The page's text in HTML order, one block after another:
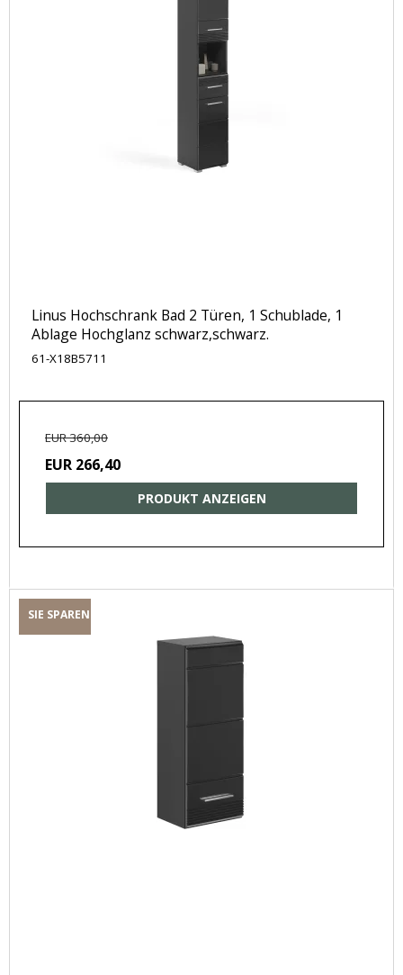
Linus Hochschrank Bad 2 Türen, 1 Schublade, 1
Ablage Hochglanz schwarz,schwarz.
61-X18B5711
EUR 360,00
EUR 266,40
PRODUKT ANZEIGEN
SIE SPAREN